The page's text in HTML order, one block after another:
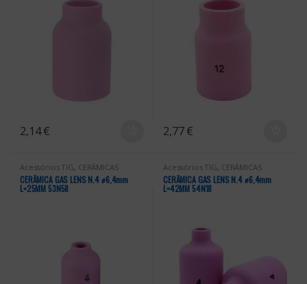
2,14€ 2,77€
Acessórios TIG, CERÂMICAS
CERÂMICA GAS LENS N.4 ꬾ6,4mm
L=25MM 53N58
Acessórios TIG, CERÂMICAS
CERÂMICA GAS LENS N.4 ꬾ6,4mm
L=42MM 54N18